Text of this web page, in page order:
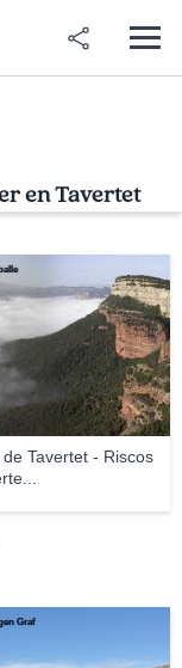
en Tavertet
Tavertet - Riscos
Graf